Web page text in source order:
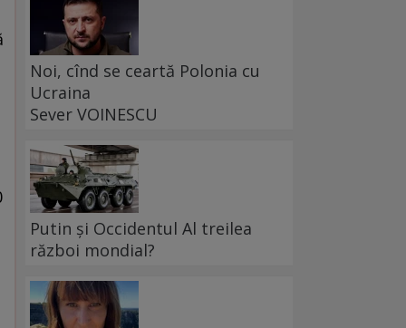
Noi, cînd se ceartă Polonia cu
Ucraina
Sever VOINESCU
Putin și Occidentul Al treilea
război mondial?